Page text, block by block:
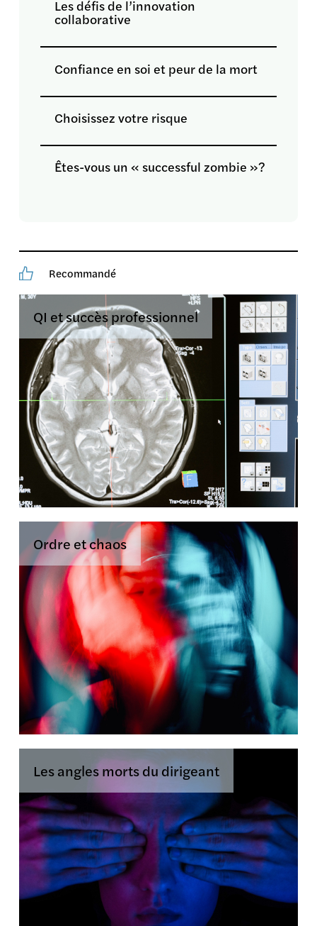
Les défis de l’innovation
collaborative
Confiance en soi et peur de la mort
Choisissez votre risque
Êtes-vous un « successful zombie »​?
Recommandé
QI et succès professionnel
Ordre et chaos
Les angles morts du dirigeant